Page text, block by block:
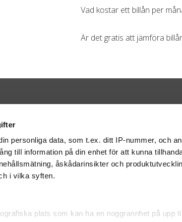
personliga data, som t.ex. ditt IP-nummer, och
till information på din enhet för att kunna
åskådarinsikter och
i vilka syften.
plats som kan ha en noggrannhet på upp
Vad kostar ett billån per
Är det gratis att jämföra
401 25 Göteborg